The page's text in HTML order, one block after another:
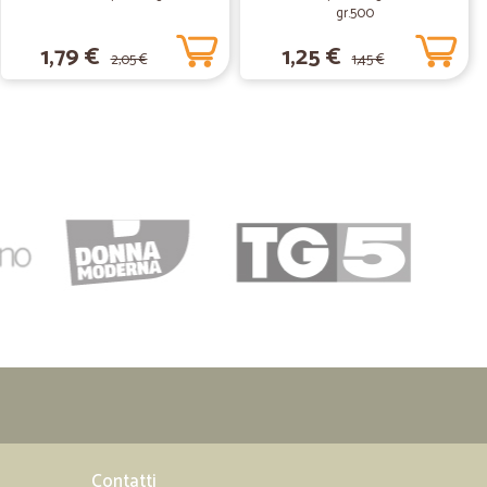
lunga la consegna.Con il corona virus, è difficile
1,79 € 2,05 €
gr.500
1,25 € 1,45 €